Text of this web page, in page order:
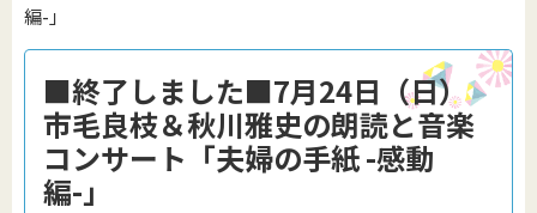
編-」
■終了しました■7月24日（日）
市毛良枝＆秋川雅史の朗読と音楽
コンサート「夫婦の手紙 -感動
編-」